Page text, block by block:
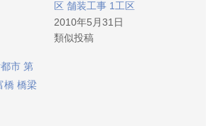
区 舗装工事 1工区
2010年5月31日
類似投稿
市 第
橋 橋梁